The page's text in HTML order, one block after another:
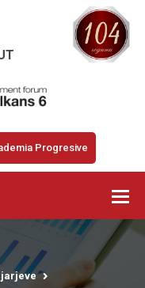
Progresive